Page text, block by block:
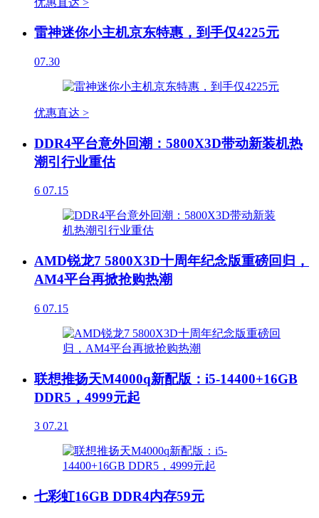
雷神迷你小主机京东特惠，到手仅4225元
07.30
优惠直达 >
DDR4平台意外回潮：5800X3D带动新装机热
潮引行业重估
6 07.15
AMD锐龙7 5800X3D十周年纪念版重磅回归，
AM4平台再掀抢购热潮
6 07.15
联想推扬天M4000q新配版：i5-14400+16GB
DDR5，4999元起
3 07.21
七彩虹16GB DDR4内存59元